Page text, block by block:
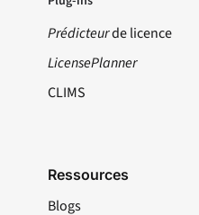
Prédicteurde licence
LicensePlanner
CLIMS
Ressources
Blogs